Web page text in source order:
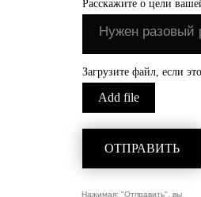
Расскажите о цели
Загрузите файл, если
Add file
ОТПРАВИТЬ
Нажимая: "Отправить", вы